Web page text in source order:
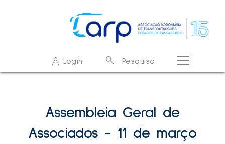
Login Pesquisa
Assembleia Geral de
Associados - 11 de março
O que procura?